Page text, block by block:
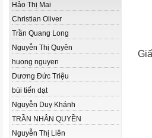
Hảo Thị Mai
Christian Oliver
Trần Quang Long
Nguyễn Thị Quyên
huong nguyen
Dương Đức Triệu
bùi tiến dạt
Nguyễn Duy Khánh
TRẦN NHÂN QUYỀN
Nguyễn Thị Liên